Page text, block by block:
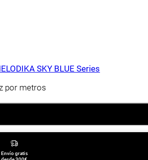
SKY BLUE Series
por metros
Envío gratis